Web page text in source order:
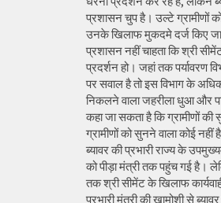
प्रशासन चुप है। उल्टे ग्रामीणों
उनके खिलाफ मुकदमे दर्ज किए
प्रशासन नहीं चाहता कि श्री
प्रदर्शन हो। जहां तक पर्यावरण
पर सवाल है तो इस विभाग के
निकलने वाला जहरीला धुआ और
कहा जा सकता है कि ग्रामीणों की
ग्रामीणों को सुनने वाला कोई
ब्यावर की प्रभारी राज्य के
को पीड़ा मंत्री तक पहुंच गई है।
तक श्री सीमेंट के खिलाफ
प्रभारी मंत्री की खामोशी से